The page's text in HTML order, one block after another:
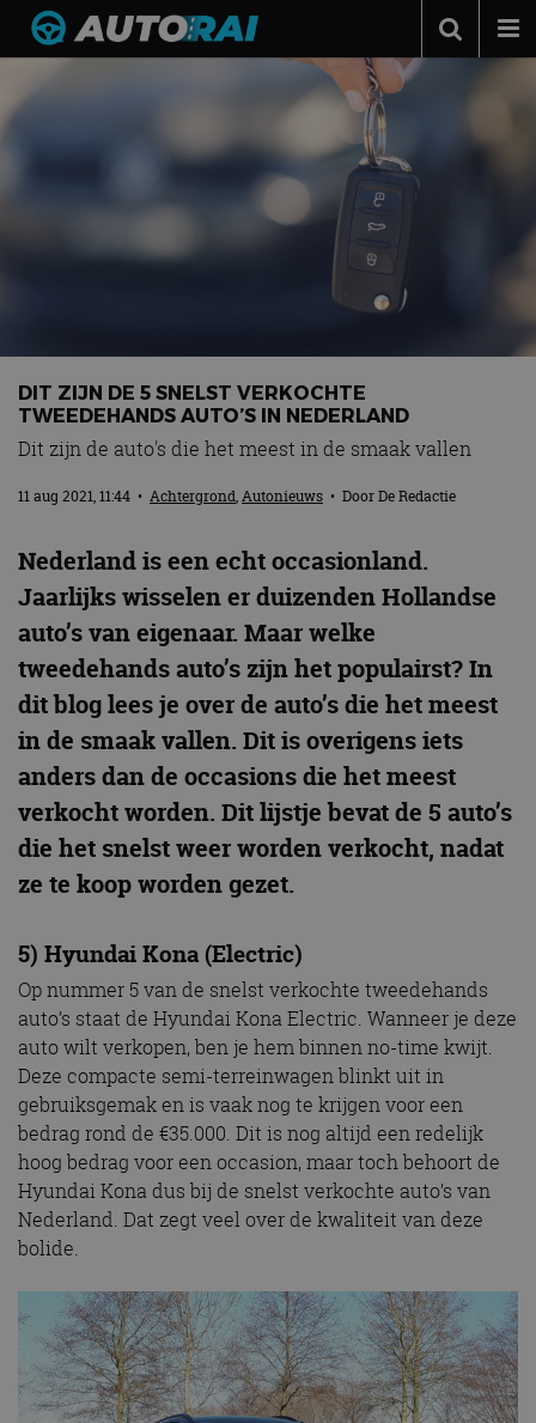
Autonieuws
Automerken
Adverteren
MotorRAI.nl
DIT ZIJN DE 5 SNELST VERKOCHTE
TWEEDEHANDS AUTO’S IN NEDERLAND
Dit zijn de auto's die het meest in de smaak vallen
11 aug 2021, 11:44 • Achtergrond,Autonieuws • DoorDe Redactie
Nederland is een echt occasionland.
Jaarlijks wisselen er duizenden Hollandse
auto’s van eigenaar. Maar welke
tweedehands auto’s zijn het populairst? In
dit blog lees je over de auto’s die het meest
in de smaak vallen. Dit is overigens iets
anders dan de occasions die het meest
verkocht worden. Dit lijstje bevat de 5 auto’s
die het snelst weer worden verkocht, nadat
ze te koop worden gezet.
5) Hyundai Kona (Electric)
Op nummer 5 van de snelst verkochte tweedehands
auto’s staat de Hyundai Kona Electric. Wanneer je deze
auto wilt verkopen, ben je hem binnen no-time kwijt.
Deze compacte semi-terreinwagen blinkt uit in
gebruiksgemak en is vaak nog te krijgen voor een
bedrag rond de €35.000. Dit is nog altijd een redelijk
hoog bedrag voor een occasion, maar toch behoort de
Hyundai Kona dus bij de snelst verkochte auto’s van
Nederland. Dat zegt veel over de kwaliteit van deze
bolide.